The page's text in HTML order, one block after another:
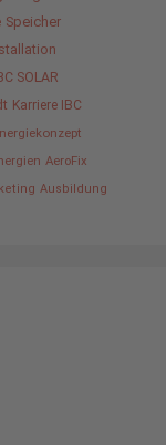
Speicher
SOLAR
Karriere IBC
AeroFix
Ausbildung